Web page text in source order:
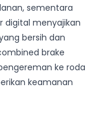
sementara
digital menyajikan
bersih dan
brake
ke roda
keamanan